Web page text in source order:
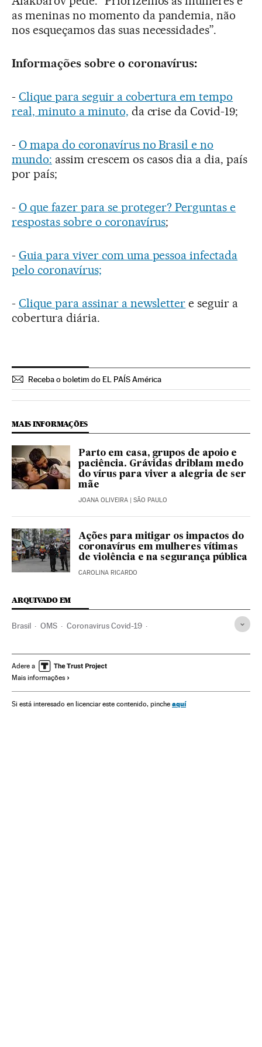
as meninas no momento da pandemia, não
nos esqueçamos das suas necessidades”.
Informações sobre o coronavírus:
- Clique para seguir a cobertura em tempo
real, minuto a minuto, da crise da Covid-19;
- O mapa do coronavírus no Brasil e no
mundo: assim crescem os casos dia a dia, país
por país;
- O que fazer para se proteger? Perguntas e
respostas sobre o coronavírus;
- Guia para viver com uma pessoa infectada
pelo coronavírus;
- Clique para assinar a newsletter e seguir a
cobertura diária.
Receba o boletim do EL PAÍS América
MAIS INFORMAÇÕES
Parto em casa, grupos de apoio e
paciência. Grávidas driblam medo
do vírus para viver a alegria de ser
mãe
JOANA OLIVEIRA | SÃO PAULO
Ações para mitigar os impactos do
coronavírus em mulheres vítimas
de violência e na segurança pública
CAROLINA RICARDO
ARQUIVADO EM
Brasil OMS Coronavirus Covid-19
Doenças infecciosas Doenças respiratórias
Ministério Saúde
Gravidez Gravidezes não desejadas
Adere a
Mais informações
Si está interesado en licenciar este contenido, pinche aquí